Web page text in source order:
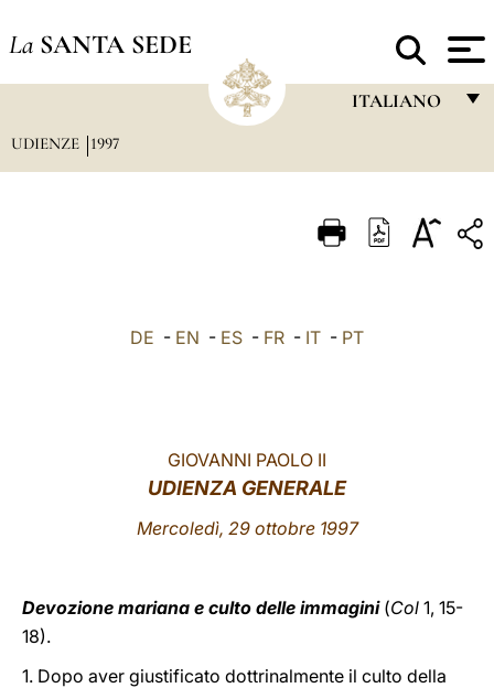
La SANTA SEDE
ITALIANO
ITALIANO
LATINE
UDIENZE 1997
DE - EN - ES - FR - IT - PT
GIOVANNI PAOLO II
UDIENZA GENERALE
Mercoledì, 29 ottobre 1997
Devozione mariana e culto delle immagini(Col 1, 15-
18).
1. Dopo aver giustificato dottrinalmente il culto della